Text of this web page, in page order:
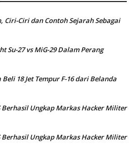
Ciri-Ciri dan Contoh Sejarah Sebagai
Su-27 vs MiG-29 Dalam Perang
Beli 18 Jet Tempur F-16 dari Belanda
Berhasil Ungkap Markas Hacker Militer
Berhasil Ungkap Markas Hacker Militer